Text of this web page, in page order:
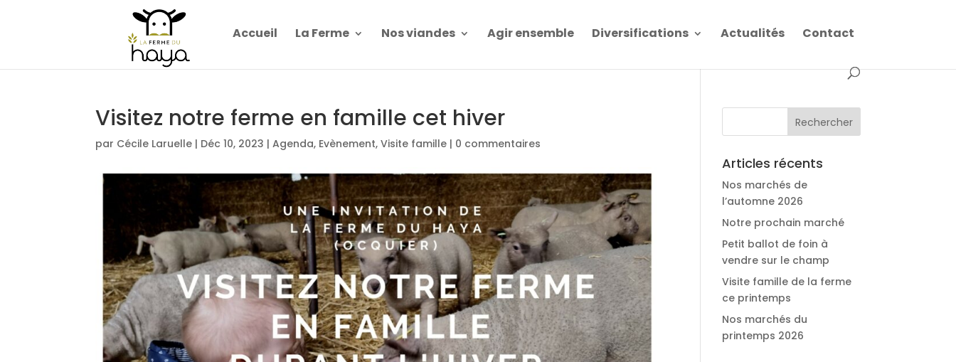
Accueil La Ferme Nos viandes Agir ensemble Diversifications Actualités Contact
Visitez notre ferme en famille cet hiver
par Cécile Laruelle | Déc 10, 2023 |Agenda, Evènement,Visite famille | 0 commentaires
Articles récents
Nos marchés de
l’automne 2026
Notre prochain marché
Petit ballot de foin à
vendre sur le champ
Visite famille de la ferme
ce printemps
Nos marchés du
printemps 2026